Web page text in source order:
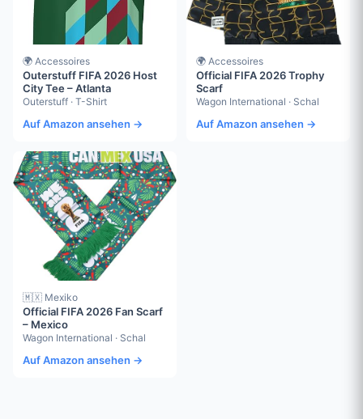
🌍 Accessoires
Outerstuff FIFA 2026 Host
City Tee – Atlanta
Outerstuff · T-Shirt
Auf Amazon ansehen →
🌍 Accessoires
Official FIFA 2026 Trophy
Scarf
Wagon International · Schal
Auf Amazon ansehen →
🇲🇽 Mexiko
Official FIFA 2026 Fan Scarf
– Mexico
Wagon International · Schal
Auf Amazon ansehen →